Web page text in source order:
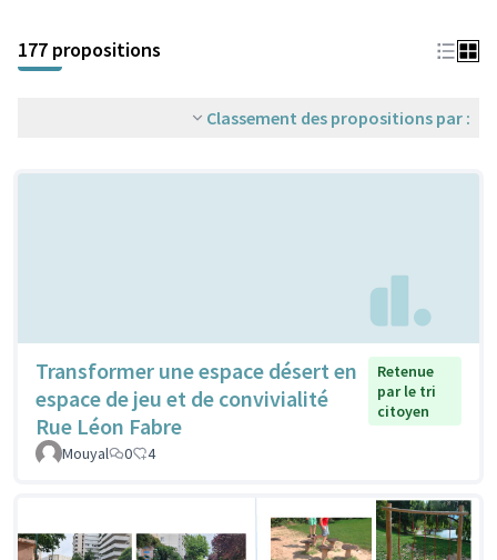
177 propositions
Classement des propositions par :
Transformer une espace désert en
espace de jeu et de convivialité
Rue Léon Fabre
Retenue
par le tri
citoyen
Mouyal 0 4